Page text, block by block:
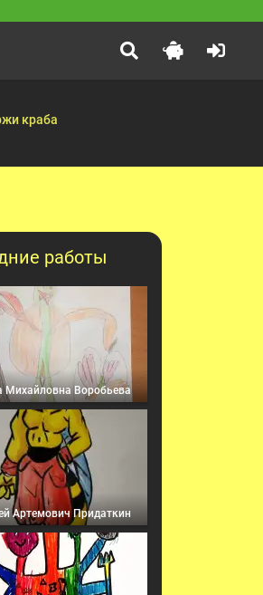
доспехах — Принц — Стоп,
— Кое-кто в сапогах — Грязное дело —
краба
работы
Михайловна Воробьева
Артемович Придаткин